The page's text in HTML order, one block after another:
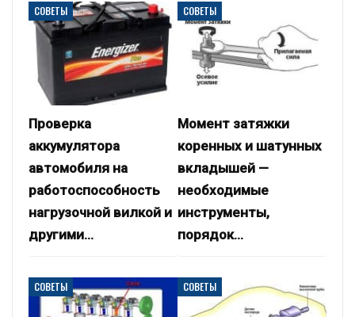
СОВЕТЫ
Проверка
аккумулятора
автомобиля на
работоспособность
нагрузочной вилкой и
другими…
СОВЕТЫ
Момент затяжки
коренных и шатунных
вкладышей —
необходимые
инструменты,
порядок…
СОВЕТЫ СОВЕТЫ